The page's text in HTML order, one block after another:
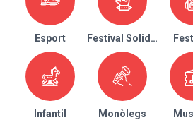
Esport Festival Solidari
Infantil Monòlegs